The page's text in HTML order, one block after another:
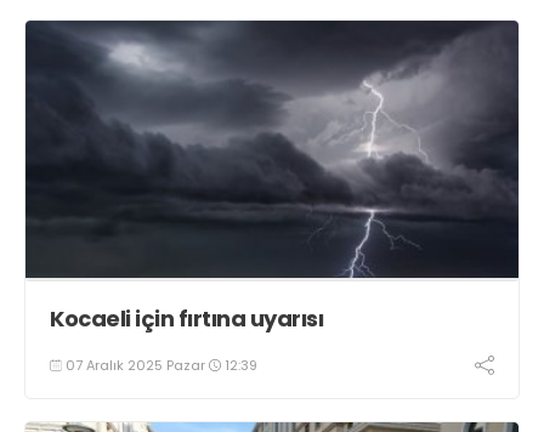
Kocaeli için fırtına uyarısı
07 Aralık 2025 Pazar 12:39